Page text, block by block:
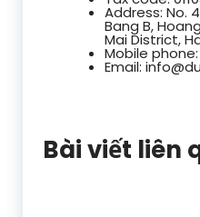
Address: No.
Bang B,
Mai District,
Mobile
Email:
Bài viết liên